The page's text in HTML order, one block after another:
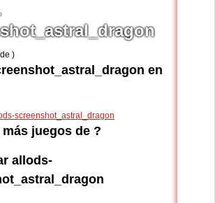
)
en
screenshot_astral_dragon
juegos de ?
allods-